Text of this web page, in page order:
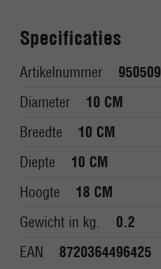
Specificaties
Artikelnummer
950509
Diameter
10 CM
Breedte
10 CM
Diepte
10 CM
Hoogte
18 CM
Gewicht in kg.
0.2
EAN
8720364496425